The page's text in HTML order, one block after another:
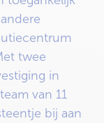
twee
in
van 11
bij aan